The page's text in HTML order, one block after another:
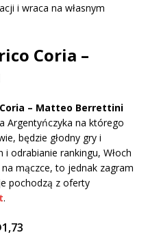
i wraca na własnym
Coria –
– Matteo Berrettini
Argentyńczyka na którego
będzie głodny gry i
odrabianie rankingu, Włoch
mączce, to jednak zagram
pochodzą z oferty
.